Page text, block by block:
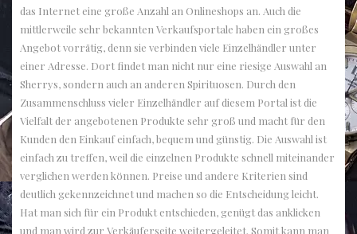
das Internet eine große Anzahl an Onlineshops an. Auch die
mittlerweile sehr bekannten Verkaufsportale haben ein großes
Angebot vorrätig, denn sie verbinden viele Einzelhändler unter
einer Adresse. Dort findet man nicht nur eine riesige Auswahl an
Sherrys, sondern auch an anderen Spirituosen. Durch den
Zusammenschluss vieler Einzelhändler auf diesem Portal ist die
Vielfalt der angebotenen Produkte sehr groß und macht für den
Kunden den Einkauf einfach, bequem und günstig. Die Auswahl ist
einfach zu treffen, weil die einzelnen Produkte schnell miteinander
verglichen werden können. Preise und andere Kriterien sind
deutlich gekennzeichnet und machen so die Entscheidung leicht.
Hat man sich für ein Produkt entschieden, genügt das anklicken
und man wird zur Verkäuferseite weitergeleitet. Somit kann man